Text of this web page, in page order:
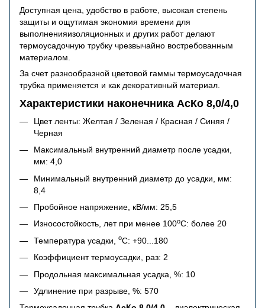
Доступная цена, удобство в работе, высокая степень
защиты и ощутимая экономия времени для
выполненияизоляционных и других работ делают
термоусадочную трубку чрезвычайно востребованным
материалом.
За счет разнообразной цветовой гаммы термоусадочная
трубка применяется и как декоративный материал.
Характеристики наконечника АсКо 8,0/4,0
Цвет ленты: Желтая / Зеленая / Красная / Синяя /
Черная
Максимальный внутренний диаметр после усадки,
мм: 4,0
Минимальный внутренний диаметр до усадки, мм:
8,4
Пробойное напряжение, кВ/мм: 25,5
Износостойкость, лет при менее 100oC: более 20
Температура усадки,
oC: +90...180
Коэффициент термоусадки, раз: 2
Продольная максимальная усадка, %: 10
Удлинение при разрыве, %: 570